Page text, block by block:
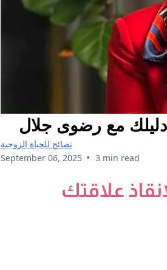
دليلك مع رضوى جلال
نصائح للحياة الزوجية
September 06, 2025 • 3 min read
علاقتك